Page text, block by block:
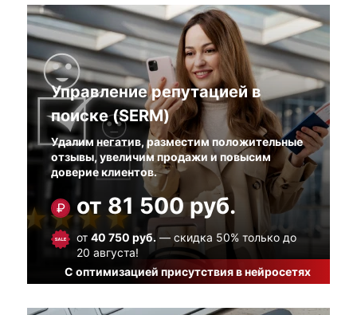
Управление репутацией в
поиске (SERM)
Удалим негатив, разместим положительные
отзывы, увеличим продажи и повысим
доверие клиентов.
от 81 500 руб.
от 40 750 руб. — скидка 50% только до
20 августа!
С оптимизацией присутствия в нейросетях